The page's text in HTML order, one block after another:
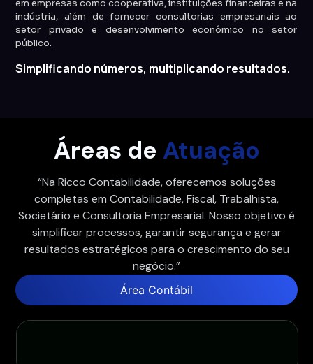
em empresas como cooperativa, instituições financeiras e na
indústria, além de fornecer consultorias empresariais ao
setor privado e desenvolvimento econômico no setor
público.
Simplificando números, multiplicando resultados.
Áreas de Atuação
“Na Ricco Contabilidade, oferecemos soluções
completas em Contabilidade, Fiscal, Trabalhista,
Societário e Consultoria Empresarial. Nosso objetivo é
simplificar processos, garantir segurança e gerar
resultados estratégicos para o crescimento do seu
negócio.”
Área Contábil